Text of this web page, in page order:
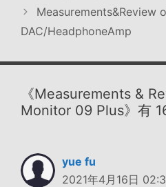
Measurements&Review
DAC/HeadphoneAmp
《Measurements &
Monitor 09 Plus》有
yue fu
2021年4月16日